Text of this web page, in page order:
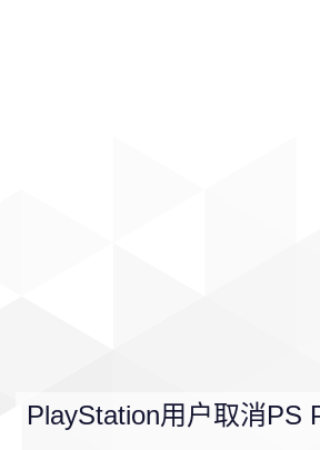
PlayStation用户取消PS